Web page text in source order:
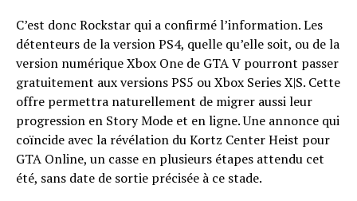
C’est donc Rockstar qui a confirmé l’information. Les
détenteurs de la version PS4, quelle qu’elle soit, ou de la
version numérique Xbox One de GTA V pourront passer
gratuitement aux versions PS5 ou Xbox Series X|S. Cette
offre permettra naturellement de migrer aussi leur
progression en Story Mode et en ligne. Une annonce qui
coïncide avec la révélation du Kortz Center Heist pour
GTA Online, un casse en plusieurs étapes attendu cet
été, sans date de sortie précisée à ce stade.